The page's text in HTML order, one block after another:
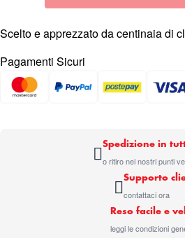
Scelto e apprezzato da centinaia di
Pagamenti Sicuri
Spedizione in
o ritiro nei nostri punti
Supporto
contattaci ora
Reso facile e
leggi le condizioni